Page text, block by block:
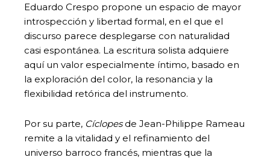
Eduardo Crespo propone un espacio de mayor
introspección y libertad formal, en el que el
discurso parece desplegarse con naturalidad
casi espontánea. La escritura solista adquiere
aquí un valor especialmente íntimo, basado en
la exploración del color, la resonancia y la
flexibilidad retórica del instrumento.
Por su parte, Cíclopesde Jean-Philippe Rameau
remite a la vitalidad y el refinamiento del
universo barroco francés, mientras que la